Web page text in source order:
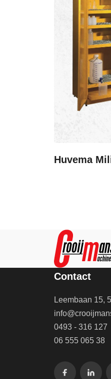
Huvema
Contact
Leembaan 15,
0493 - 316 127
06 555 065 38